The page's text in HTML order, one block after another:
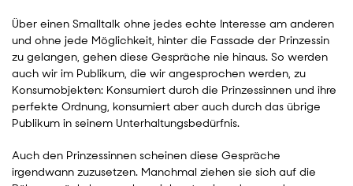
Über einen Smalltalk ohne jedes echte Interesse am anderen
und ohne jede Möglichkeit, hinter die Fassade der Prinzessin
zu gelangen, gehen diese Gespräche nie hinaus. So werden
auch wir im Publikum, die wir angesprochen werden, zu
Konsumobjekten: Konsumiert durch die Prinzessinnen und ihre
perfekte Ordnung, konsumiert aber auch durch das übrige
Publikum in seinem Unterhaltungsbedürfnis.
Auch den Prinzessinnen scheinen diese Gespräche
irgendwann zuzusetzen. Manchmal ziehen sie sich auf die